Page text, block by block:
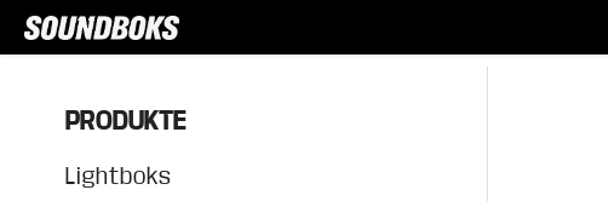
PRODUKTE
Lightboks